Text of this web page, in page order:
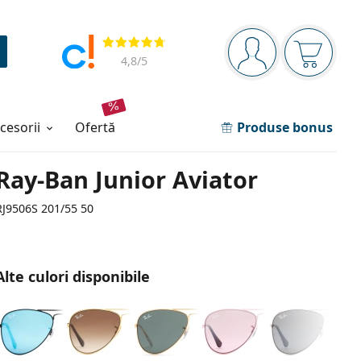
Panou de navigare
Sunteți logat
Coșul
Opinii
4,8/5
ofertă Produse bonus
Ban Junior Aviator
201/55 50
culori disponibile